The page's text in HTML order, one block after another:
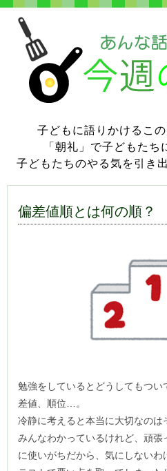
子どもに語りかけるこ
「朝礼」で子どもたち
子どもたちのやる気を引き
偏差値順とは何の順？
勉強をしているとどうしてもつ
差値、順位…。
冷静に考えると本当に大切なのは
みんなわかっているけれど、頑
に使いがちだから、気にしないわ